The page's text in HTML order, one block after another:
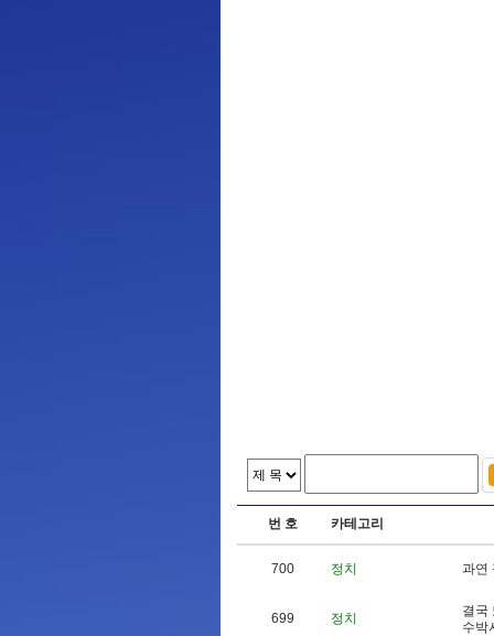
번 호 카테고리
700 정치 과연
699 정치 결 국
수박